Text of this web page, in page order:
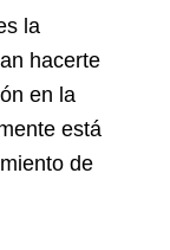
la
hacerte
en la
está
de